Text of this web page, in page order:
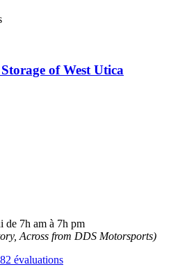
of West Utica
de 7h am à 7h pm
Across from DDS Motorsports)
évaluations